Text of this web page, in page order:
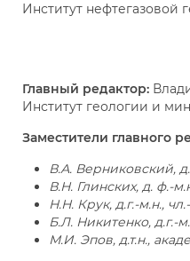
Институт
Главный редактор:
Институт геологии и
Заместители главного
В.А. Верниковский,
В.Н. Глинских, д. ф.-
Н.Н. Крук, д.г.-м.н.,
Б.Л. Никитенко, д.г.-
М.И. Эпов, д.т.н.,